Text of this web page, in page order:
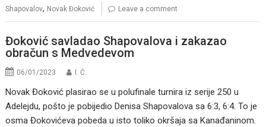
Shapovalov, Novak Đoković Leave a comment
Đoković savladao Shapovalova i zakazao
obračun s Medvedevom
06/01/2023 I. Ć.
Novak Đoković plasirao se u polufinale turnira iz serije 250 u
Adelejdu, pošto je pobijedio Denisa Shapovalova sa 6:3, 6:4. To je
osma Đokovićeva pobeda u isto toliko okršaja sa Kanađaninom.